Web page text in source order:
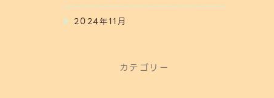
2024年11月
カテゴリー